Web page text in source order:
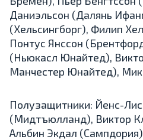
Даниэльсон (Далянь
(Хельсингборг), Филип
Понтус Янссон
(Ньюкасл Юнайтед),
Манчестер Юнайтед),
Полузащитники: Йенс-
(Мидтъюлланд), Виктор
Альбин Экдал